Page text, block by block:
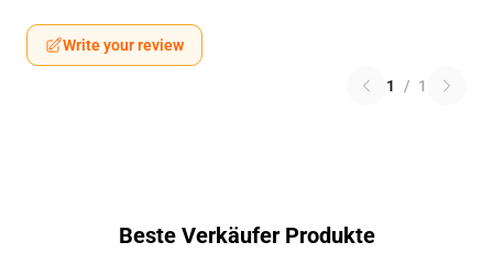
Write your review
1 / 1
Beste Verkäufer Produkte